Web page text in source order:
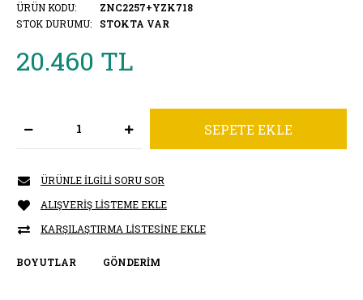
ÜRÜN KODU:
STOK DURUMU:
ZNC2257+YZK718
STOKTA VAR
20.460 TL
ÜRÜNLE İLGILI SORU SOR
ALIŞVERIŞ LISTEME EKLE
KARŞILAŞTIRMA LISTESINE EKLE
BOYUTLAR GÖNDERIM